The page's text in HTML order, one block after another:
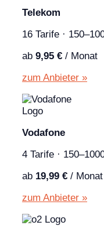
Telekom
16 Tarife ·
ab 9,95 € / Monat
zum Anbieter »
Vodafone
4 Tarife ·
ab 19,99 € / Monat
zum Anbieter »